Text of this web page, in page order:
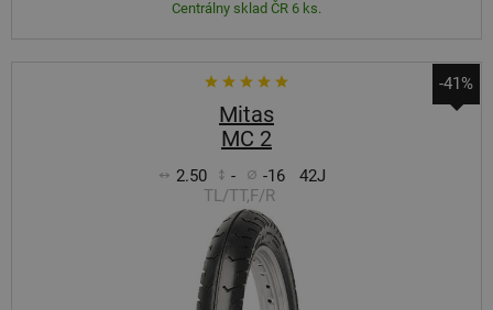
Centrálny sklad ČR 6 ks.
-41%
Mitas
MC 2
2.50 - -16
42J
TL/TT,F/R